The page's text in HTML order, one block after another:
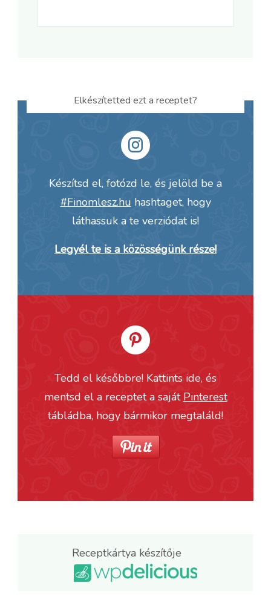
Elkészítetted ezt a receptet?
Készítsd el, fotózd le, és jelöld be a
#Finomlesz.hu hashtaget, hogy
láthassuk a te verziódat is!
Legyél te is a közösségünk része!
Tedd el későbbre! Kattints ide, és
mentsd el a receptet a saját Pinterest
tábládba, hogy bármikor megtaláld!
Receptkártya készítője